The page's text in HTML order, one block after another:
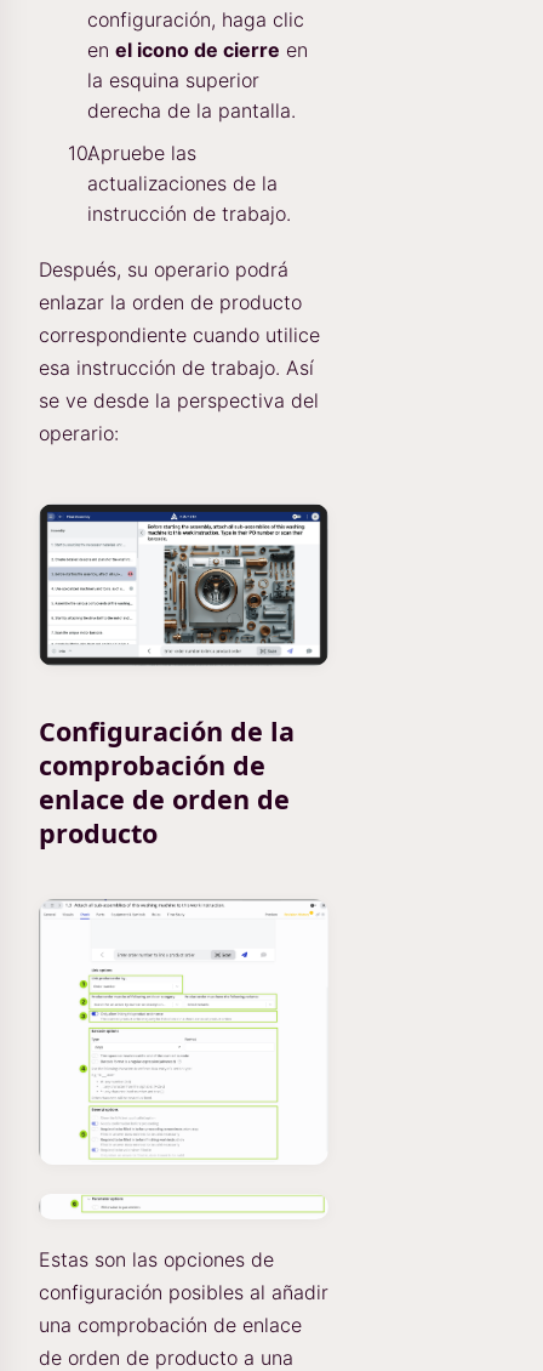
configuración, haga clic
en el icono de cierre en
la esquina superior
derecha de la pantalla.
Apruebe las
actualizaciones de la
instrucción de trabajo.
Después, su operario podrá
enlazar la orden de producto
correspondiente cuando utilice
esa instrucción de trabajo. Así
se ve desde la perspectiva del
operario:
Configuración de la
comprobación de
enlace de orden de
producto
Estas son las opciones de
configuración posibles al añadir
una comprobación de enlace
de orden de producto a una